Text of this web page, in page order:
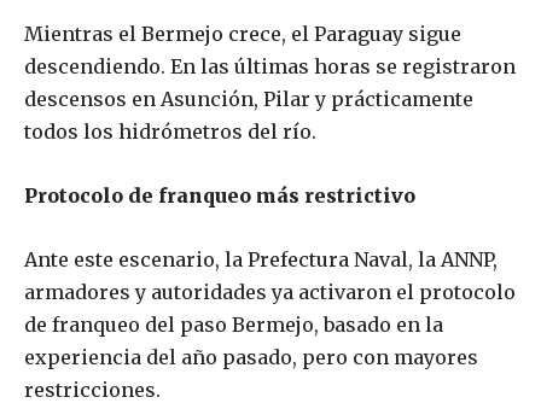
Mientras el Bermejo crece, el Paraguay sigue
descendiendo. En las últimas horas se registraron
descensos en Asunción, Pilar y prácticamente
todos los hidrómetros del río.
Protocolo de franqueo más restrictivo
Ante este escenario, la Prefectura Naval, la ANNP,
armadores y autoridades ya activaron el protocolo
de franqueo del paso Bermejo, basado en la
experiencia del año pasado, pero con mayores
restricciones.